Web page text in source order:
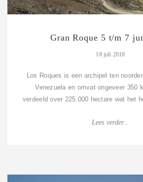
Gran Roque 5 t/m 7
18 juli 2018
Los Roques is een archipel ten
Venezuela en omvat ongeveer 350
verdeeld over 225.000 hectare wat het
Lees verder...